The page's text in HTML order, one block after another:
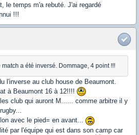
le temps m'a rebuté. J'ai regardé
!!!
a été inversé. Dommage, 4 point !!!
l'inverse au club house de Beaumont.
à Beaumont 16 à 12!!!!
club qui auront M...... comme arbitre il y
avec le pied= en avant...
par l'équipe qui est dans son camp car